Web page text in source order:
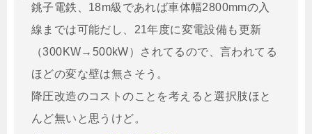
銚子電鉄、18m級であれば車体幅2800mmの入
線までは可能だし、21年度に変電設備も更新
（300KW→500kW）されてるので、言われてる
ほどの変な壁は無さそう。
降圧改造のコストのことを考えると選択肢ほと
んど無いと思うけど。